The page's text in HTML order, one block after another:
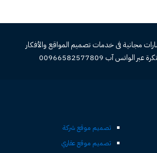
مجانية فى خدمات تصميم المواقع والأفكار
الواتس آب 00966582577809
تصميم موقع شركة
تصميم موقع عقاري